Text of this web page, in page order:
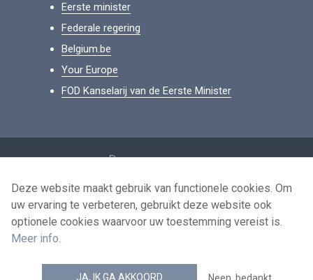
Eerste minister
Federale regering
Belgium.be
Your Europe
FOD Kanselarij van de Eerste Minister
Persoonsgegevens
Voorwaarden voor het hergebruik
Contacteer ons
news.belgium RSS feed
Deze website maakt gebruik van functionele cookies. Om
uw ervaring te verbeteren, gebruikt deze website ook
optionele cookies waarvoor uw toestemming vereist is.
Meer info.
JA, IK GA AKKOORD Neen, bedankt